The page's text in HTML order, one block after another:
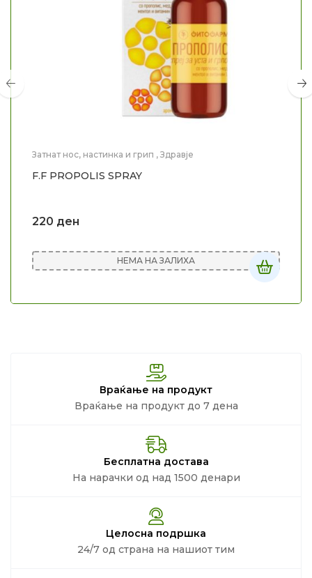
Затнат нос, настинка и грип , Здравје
F.F PROPOLIS SPRAY
220 ден
НЕМА НА ЗАЛИХА
Враќање на продукт
Враќање на продукт до 7 дена
Бесплатна достава
На нарачки од над 1500 денари
Целосна подршка
24/7 од страна на нашиот тим